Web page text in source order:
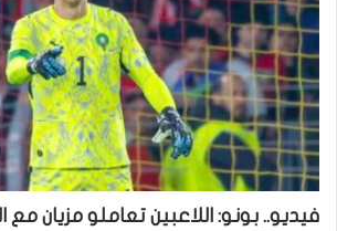
فيديو.. بونو: اللاعبين تعاملو مزيان مع